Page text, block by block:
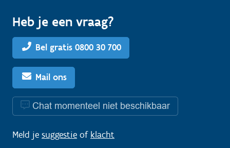
Heb je een vraag?
Bel gratis 0800 30 700
Mail ons
Chat momenteel niet beschikbaar
Meld je suggestie of klacht